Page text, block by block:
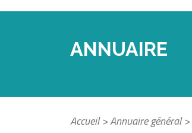
ANNUAIRE
Accueil>Annuaire général>